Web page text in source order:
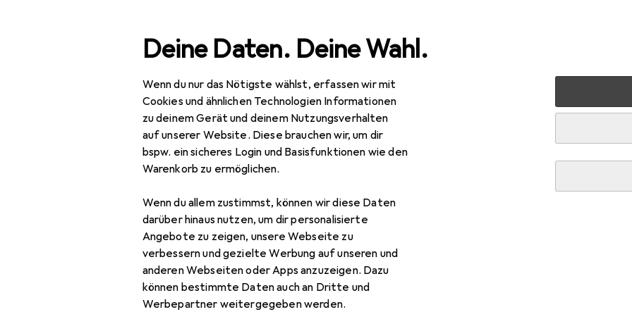
Deine Daten. Deine Wahl.
Wenn du nur das Nötigste wählst, erfassen wir mit
Cookies und ähnlichen Technologien Informationen
zu deinem Gerät und deinem Nutzungsverhalten
auf unserer Website. Diese brauchen wir, um dir
bspw. ein sicheres Login und Basisfunktionen wie den
Warenkorb zu ermöglichen.
Wenn du allem zustimmst, können wir diese Daten
darüber hinaus nutzen, um dir personalisierte
Angebote zu zeigen, unsere Webseite zu
verbessern und gezielte Werbung auf unseren und
anderen Webseiten oder Apps anzuzeigen. Dazu
können bestimmte Daten auch an Dritte und
Werbepartner weitergegeben werden.
Navigation nach Kategorien Gesamtsortiment Wohnen Deko + Accessoires